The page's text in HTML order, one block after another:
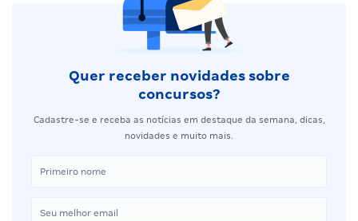
Quer receber novidades sobre
concursos?
Cadastre-se e receba as notícias em destaque da semana, dicas,
novidades e muito mais.